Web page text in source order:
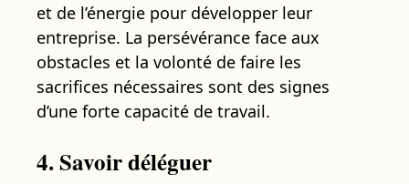
et de l’énergie pour développer leur
entreprise. La persévérance face aux
obstacles et la volonté de faire les
sacrifices nécessaires sont des signes
d’une forte capacité de travail.
4. Savoir déléguer